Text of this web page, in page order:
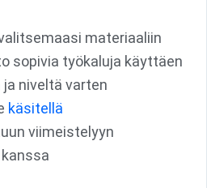
materiaaliin
sopivia työkaluja käyttäen
niveltä varten
käsitellä
viimeistelyyn